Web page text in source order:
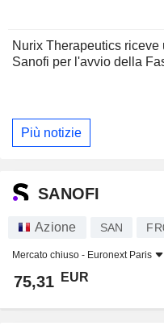
Nurix Therapeutics
Sanofi per l'avvio della
Più notizie
SANOFI
Azione SAN
Mercato chiuso - Euronext Paris
75,31 EUR